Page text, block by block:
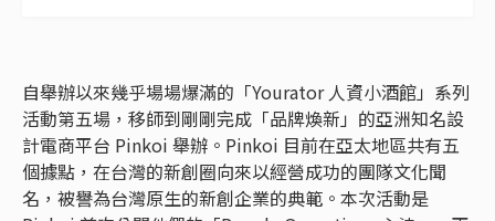
自舉辦以來幾乎場場爆滿的「Yourator 人資小酒館」系列
活動第五場，移師到剛剛完成「品牌煥新」的亞洲知名設
計電商平台 Pinkoi 舉辦。Pinkoi 目前在亞太地區共有五
個據點，在台灣的新創圈向來以經營成功的團隊文化聞
名，被譽為台灣原生的新創企業的典範。本次活動是